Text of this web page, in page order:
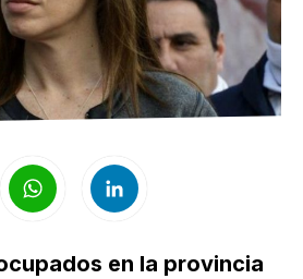
en la provincia